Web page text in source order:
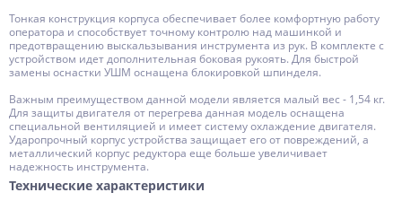
Тонкая конструкция корпуса обеспечивает более комфортную работу
оператора и способствует точному контролю над машинкой и
предотвращению выскальзывания инструмента из рук. В комплекте с
устройством идет дополнительная боковая рукоять. Для быстрой
замены оснастки УШМ оснащена блокировкой шпинделя.
Важным преимуществом данной модели является малый вес - 1,54 кг.
Для защиты двигателя от перегрева данная модель оснащена
специальной вентиляцией и имеет систему охлаждение двигателя.
Ударопрочный корпус устройства защищает его от повреждений, а
металлический корпус редуктора еще больше увеличивает
надежность инструмента.
Технические характеристики